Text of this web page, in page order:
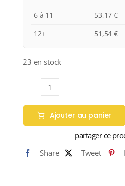
6 à 11
53,17€
12+
51,54€
23 en stock
quantité
de
VEUVE
CLICQUOT
JAUNE"
Ajouter au panier
partager ce
Share
Tweet